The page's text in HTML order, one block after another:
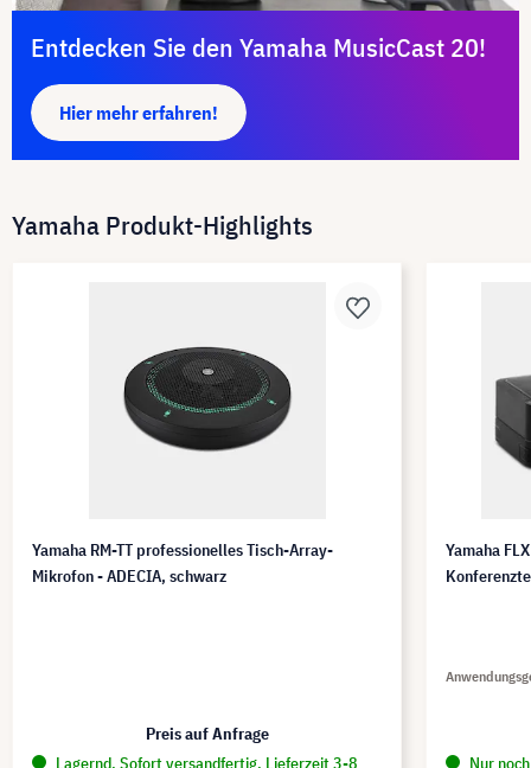
Entdecken Sie den Yamaha MusicCast 20!
Hier mehr erfahren!
Yamaha Produkt-Highlights
Yamaha RM-TT professionelles Tisch-Array-
Mikrofon - ADECIA, schwarz
Preis auf Anfrage
Lagernd. Sofort versandfertig. Lieferzeit 3-8
Yamaha
Nur